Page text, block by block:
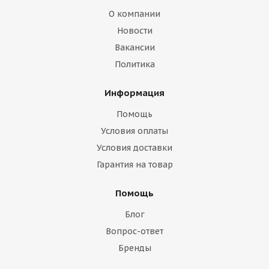
О компании
Новости
Вакансии
Политика
Информация
Помощь
Условия оплаты
Условия доставки
Гарантия на товар
Помощь
Блог
Вопрос-ответ
Бренды